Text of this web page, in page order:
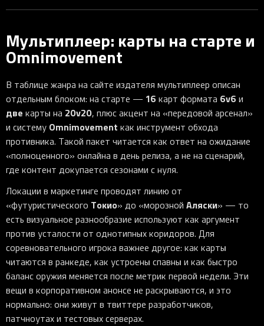
Мультиплеер: карты на старте и
Omnimovement
В таблице жанра на сайте издателя мультиплеер описан
отдельным блоком: на старте — 16 карт формата 6v6 и
две карты на 20v20, плюс акцент на «передовой арсенал»
и систему Omnimovement как инструмент обхода
противника. Такой пакет читается как ответ на ожидание
«полноценного» онлайна в день релиза, а не на сценарий,
где контент докупается сезонами с нуля.
Локации в маркетинге проводят линию от
«футуристического Токио» до «морозной Аляски» — то
есть визуальное разнообразие используют как аргумент
против усталости от однотипных коридоров. Для
соревновательного игрока важнее другое: как карты
читаются в ранкеде, как устроены спавны и как быстро
баланс оружия меняется после метрик первой недели. Эти
вещи в корпоративном анонсе не раскрываются, и это
нормально: они живут в твиттере разработчиков,
патчноутах и тестовых серверах.